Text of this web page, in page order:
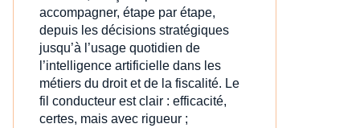
accompagner, étape par étape,
depuis les décisions stratégiques
jusqu’à l’usage quotidien de
l’intelligence artificielle dans les
métiers du droit et de la fiscalité. Le
fil conducteur est clair : efficacité,
certes, mais avec rigueur ;